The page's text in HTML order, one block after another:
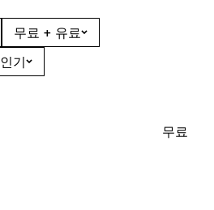
무료 + 유료
인기
무료